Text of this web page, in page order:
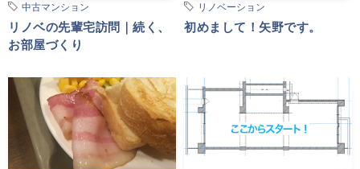
中古マンション
リノベの先輩宅訪問｜続く、
お部屋づくり
リノベーション
初めまして！矢野です。